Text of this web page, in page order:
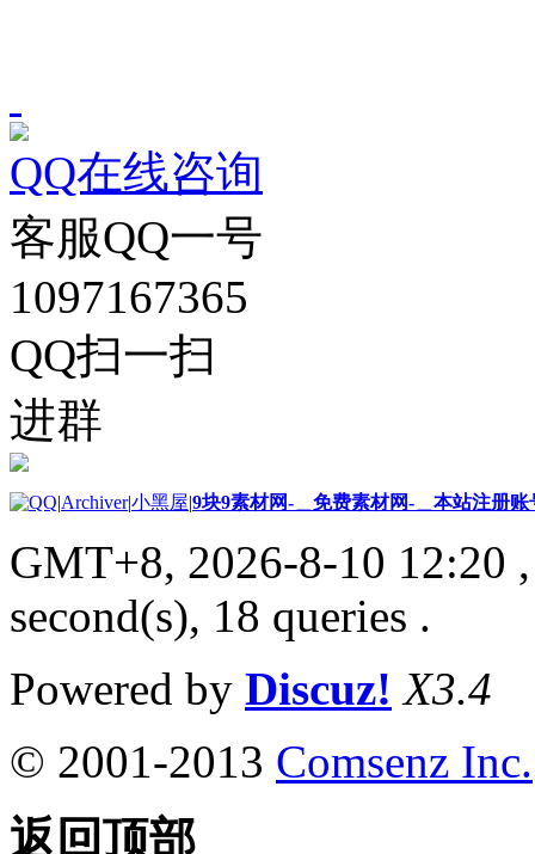
QQ在线咨询
客服QQ一号
1097167365
QQ扫一扫
进群
|Archiver|小黑屋|9块9素材网-＿免费素材网-＿本站注册账
GMT+8, 2026-8-10 12:20
second(s), 18 queries .
Powered by Discuz! X3.4
© 2001-2013 Comsenz Inc.
返回顶部